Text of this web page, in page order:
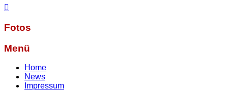
Fotos
Menü
Home
News
Impressum